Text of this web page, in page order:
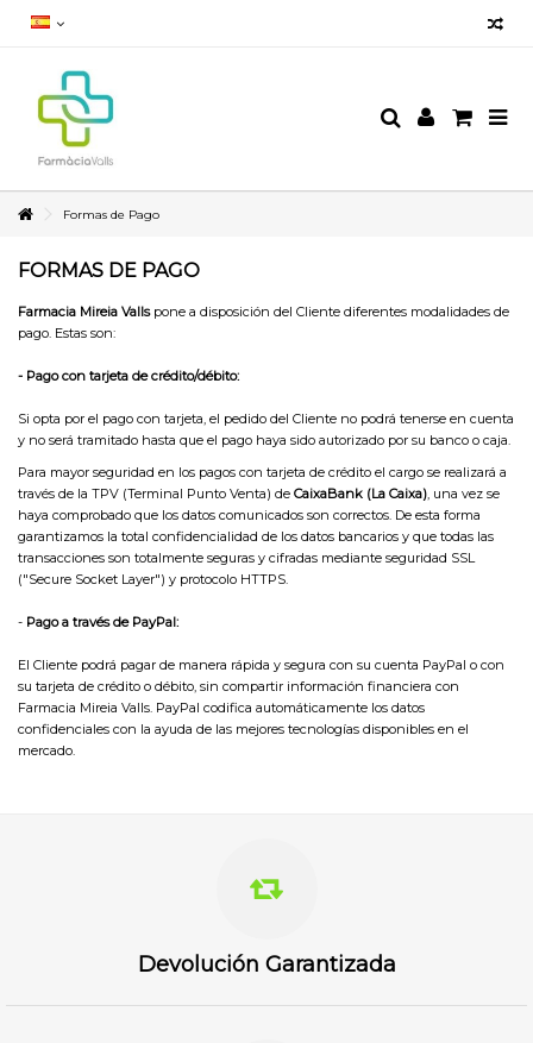
Formas de Pago
FORMAS DE PAGO
Farmacia Mireia Vallspone a disposición del Cliente diferentes modalidades de
pago. Estas son:
- Pago con tarjeta de crédito/débito:
Si opta por el pago con tarjeta, el pedido del Cliente no podrá tenerse en cuenta
y no será tramitado hasta que el pago haya sido autorizado por su banco o caja.
Para mayor seguridad en los pagos con tarjeta de crédito el cargo se realizará a
través de la TPV (Terminal Punto Venta) de CaixaBank (La Caixa), una vez se
haya comprobado que los datos comunicados son correctos. De esta forma
garantizamos la total confidencialidad de los datos bancarios y que todas las
transacciones son totalmente seguras y cifradas mediante seguridad SSL
("Secure Socket Layer") y protocolo HTTPS.
- Pago a través de PayPal:
El Cliente podrá pagar de manera rápida y segura con su cuenta PayPal o con
su tarjeta de crédito o débito, sin compartir información financiera con
Farmacia Mireia Valls. PayPal codifica automáticamente los datos
confidenciales con la ayuda de las mejores tecnologías disponibles en el
mercado.
Devolución Garantizada